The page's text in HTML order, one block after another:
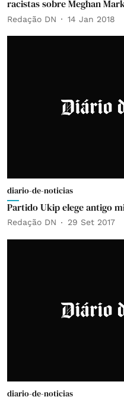
racistas sobre Meghan
Redação DN 14 Jan 2018
diario-de-noticias
Partido Ukip elege antigo
Redação DN 29 Set 2017
diario-de-noticias